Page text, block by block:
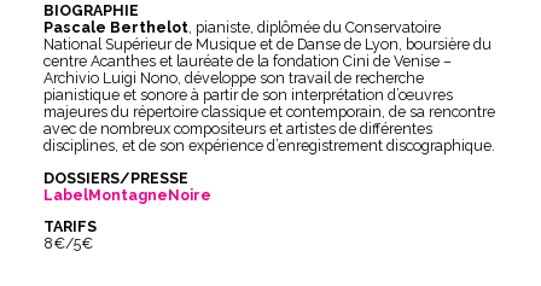
BIOGRAPHIE
Pascale Berthelot, pianiste, diplômée du Conservatoire
National Supérieur de Musique et de Danse de Lyon, boursière du
centre Acanthes et lauréate de la fondation Cini de Venise –
Archivio Luigi Nono, développe son travail de recherche
pianistique et sonore à partir de son interprétation d’œuvres
majeures du répertoire classique et contemporain, de sa rencontre
avec de nombreux compositeurs et artistes de différentes
disciplines, et de son expérience d’enregistrement discographique.
DOSSIERS/PRESSE
LabelMontagneNoire
TARIFS
8€/5€